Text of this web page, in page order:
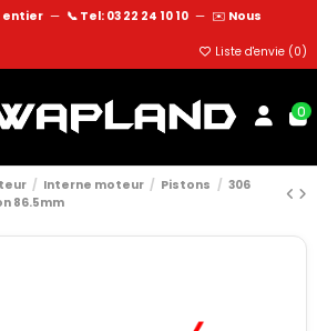
entier — 📞 Tel: 03 22 24 10 10 — ✉️ Nous
Liste d'envie (0)
0
Interne moteur Pistons
306
86.5mm